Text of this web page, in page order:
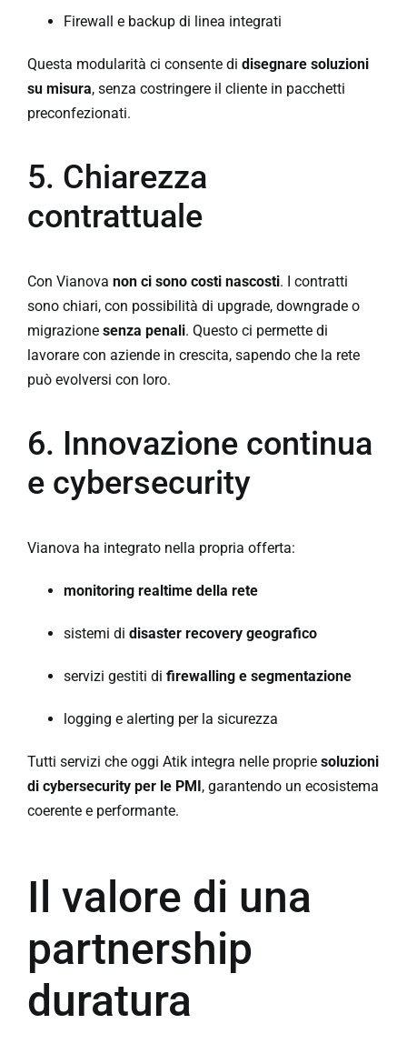
Firewall e backup di linea integrati
Questa modularità ci consente di disegnare soluzioni
su misura, senza costringere il cliente in pacchetti
preconfezionati.
5. Chiarezza
contrattuale
Con Vianova non ci sono costi nascosti. I contratti
sono chiari, con possibilità di upgrade, downgrade o
migrazione senza penali. Questo ci permette di
lavorare con aziende in crescita, sapendo che la rete
può evolversi con loro.
6. Innovazione continua
e cybersecurity
Vianova ha integrato nella propria offerta:
monitoring realtime della rete
sistemi di disaster recovery geografico
servizi gestiti di firewalling e segmentazione
logging e alerting per la sicurezza
Tutti servizi che oggi Atik integra nelle proprie soluzioni
di cybersecurity per le PMI , garantendo un ecosistema
coerente e performante.
Il valore di una
partnership
duratura